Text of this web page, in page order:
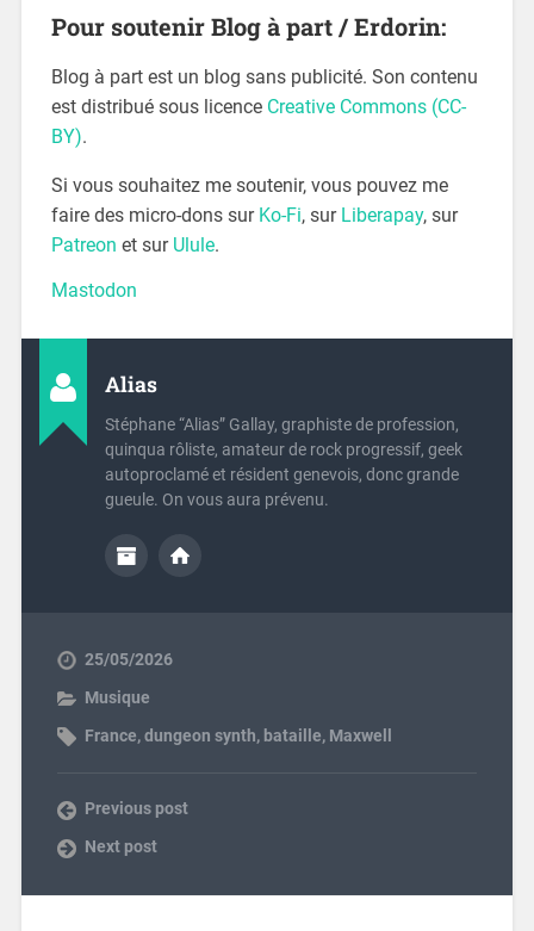
Pour soutenir Blog à part / Erdorin:
Blog à part est un blog sans publicité. Son contenu
est distribué sous licence Creative Commons (CC-
BY).
Si vous souhaitez me soutenir, vous pouvez me
faire des micro-dons sur Ko-Fi, sur Liberapay, sur
Patreon et sur Ulule.
Mastodon
Alias
Stéphane “Alias” Gallay, graphiste de profession,
quinqua rôliste, amateur de rock progressif, geek
autoproclamé et résident genevois, donc grande
gueule. On vous aura prévenu.
25/05/2026
Musique
France,dungeon synth, bataille, Maxwell
Previous post
Next post